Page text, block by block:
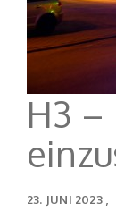
H3
23. JUNI 2023